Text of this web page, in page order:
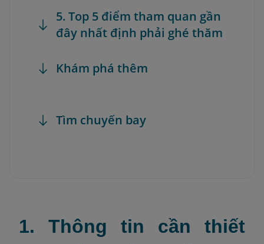
5. Top 5 điểm tham quan gần
đây nhất định phải ghé thăm
Khám phá thêm
Tìm chuyến bay
1. Thông tin cần thiết